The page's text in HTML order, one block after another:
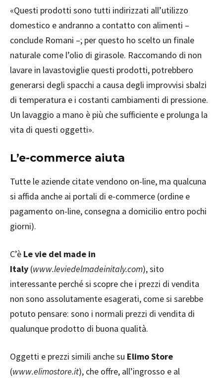
«Questi prodotti sono tutti indirizzati all’utilizzo
domestico e andranno a contatto con alimenti –
conclude Romani –; per questo ho scelto un finale
naturale come l’olio di girasole. Raccomando di non
lavare in lavastoviglie questi prodotti, potrebbero
generarsi degli spacchi a causa degli improvvisi sbalzi
di temperatura e i costanti cambiamenti di pressione.
Un lavaggio a mano è più che sufficiente e prolunga la
vita di questi oggetti».
L’e-commerce aiuta
Tutte le aziende citate vendono on-line, ma qualcuna
si affida anche ai portali di e-commerce (ordine e
pagamento on-line, consegna a domicilio entro pochi
giorni).
C’è Le vie del made in
Italy (www.leviedelmadeinitaly.com), sito
interessante perché si scopre che i prezzi di vendita
non sono assolutamente esagerati, come si sarebbe
potuto pensare: sono i normali prezzi di vendita di
qualunque prodotto di buona qualità.
Oggetti e prezzi simili anche su Elimo Store
(www.elimostore.it), che offre, all’ingrosso e al